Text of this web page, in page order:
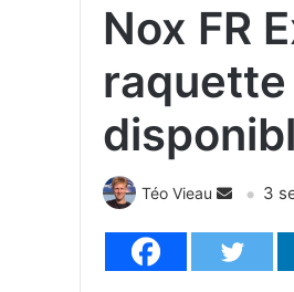
Nox FR
raquette
Téo Vieau 3